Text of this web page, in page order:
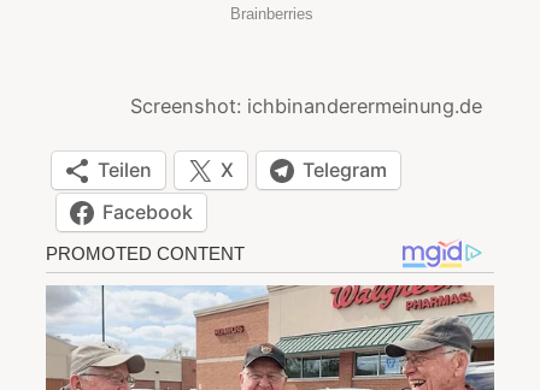
Screenshot: ichbinanderermeinung.de
Teilen X
Telegram
Facebook